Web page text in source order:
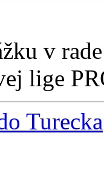
v
lige
Turecka